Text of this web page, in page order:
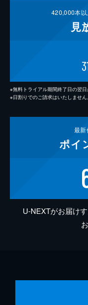
420,000本
見
※無料トライアル期間終了日の翌
※日割りでのご請求はいたしません。
最新
ポイ
U-NEXTがお届け